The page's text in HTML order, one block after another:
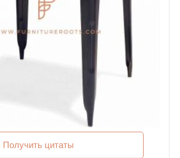
Получить цитаты